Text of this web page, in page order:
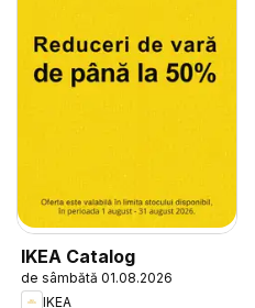
IKEA Catalog
de sâmbătă 01.08.2026
IKEA